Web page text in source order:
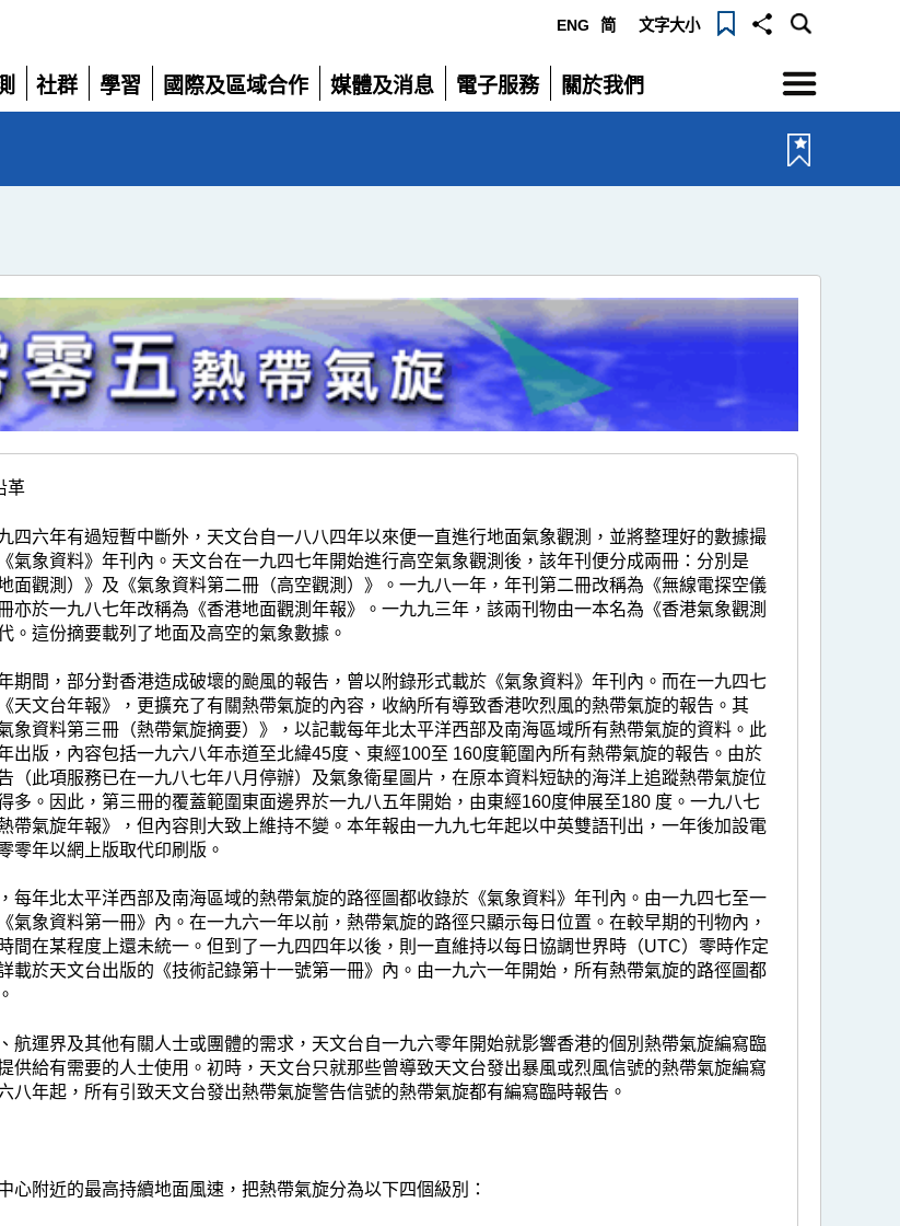
ENG 简 文字大小
社群
展
學習
展
國際及區域合作
展
媒體及消息
展
電子服務
展
關於我們
展
選
單
革
四六年有過短暫中斷外，天文台自一八八四年以來便一直進行地面氣象觀測，並將整理好的數據撮
氣象資料》年刊內。天文台在一九四七年開始進行高空氣象觀測後，該年刊便分成兩冊：分別是
面觀測）》及《氣象資料第二冊（高空觀測）》。一九八一年，年刊第二冊改稱為《無線電探空儀
亦於一九八七年改稱為《香港地面觀測年報》。一九九三年，該兩刊物由一本名為《香港氣象觀測
。這份摘要載列了地面及高空的氣象數據。
期間，部分對香港造成破壞的颱風的報告，曾以附錄形式載於《氣象資料》年刊內。而在一九四七
天文台年報》，更擴充了有關熱帶氣旋的內容，收納所有導致香港吹烈風的熱帶氣旋的報告。其
象資料第三冊（熱帶氣旋摘要）》，以記載每年北太平洋西部及南海區域所有熱帶氣旋的資料。此
出版，內容包括一九六八年赤道至北緯45度、東經100至 160度範圍內所有熱帶氣旋的報告。由於
（此項服務已在一九八七年八月停辦）及氣象衛星圖片，在原本資料短缺的海洋上追蹤熱帶氣旋位
多。因此，第三冊的覆蓋範圍東面邊界於一九八五年開始，由東經160度伸展至180 度。一九八七
帶氣旋年報》，但內容則大致上維持不變。本年報由一九九七年起以中英雙語刊出，一年後加設電
零年以網上版取代印刷版。
每年北太平洋西部及南海區域的熱帶氣旋的路徑圖都收錄於《氣象資料》年刊內。由一九四七至一
氣象資料第一冊》內。在一九六一年以前，熱帶氣旋的路徑只顯示每日位置。在較早期的刊物內，
間在某程度上還未統一。但到了一九四四年以後，則一直維持以每日協調世界時（UTC）零時作定
載於天文台出版的《技術記錄第十一號第一冊》內。由一九六一年開始，所有熱帶氣旋的路徑圖都
航運界及其他有關人士或團體的需求，天文台自一九六零年開始就影響香港的個別熱帶氣旋編寫臨
供給有需要的人士使用。初時，天文台只就那些曾導致天文台發出暴風或烈風信號的熱帶氣旋編寫
八年起，所有引致天文台發出熱帶氣旋警告信號的熱帶氣旋都有編寫臨時報告。
心附近的最高持續地面風速，把熱帶氣旋分為以下四個級別：